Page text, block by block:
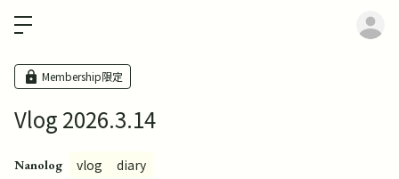
Membership限定
Vlog 2026.3.14
Nanolog vlog
diary